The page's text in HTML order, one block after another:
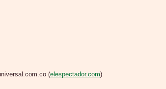
(elespectador.com)